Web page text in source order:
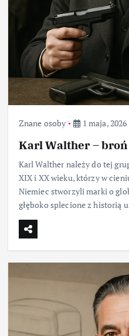
Znane osoby 1 maja, 2026
Karl Walther –
Karl Walther należy do tej
XIX i XX wieku, którzy w
Niemiec stworzyli marki o
głęboko splecione z historią